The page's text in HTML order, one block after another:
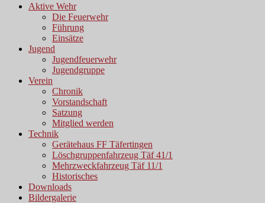
Aktive Wehr
Die Feuerwehr
Führung
Einsätze
Jugend
Jugendfeuerwehr
Jugendgruppe
Verein
Chronik
Vorstandschaft
Satzung
Mitglied werden
Technik
Gerätehaus FF Täfertingen
Löschgruppenfahrzeug Täf 41/1
Mehrzweckfahrzeug Täf 11/1
Historisches
Downloads
Bildergalerie